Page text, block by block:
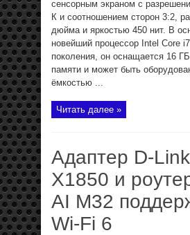
сенсорным экраном с
К и соотношением сторон 3:2,
дюйма и яркостью 450 нит. В
новейший процессор Intel Core
поколения, он оснащается 16
памяти и может быть
ёмкостью ...
Читать далее »
Адаптер D-
X1850 и
AI M32
Wi-Fi 6